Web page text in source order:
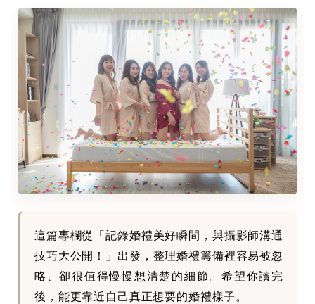
這篇專欄從「記錄婚禮美好瞬間，與攝影師溝通
技巧大公開！」出發，整理婚禮籌備裡容易被忽
略、卻很值得慢慢想清楚的細節。希望你讀完
後，能更靠近自己真正想要的婚禮樣子。